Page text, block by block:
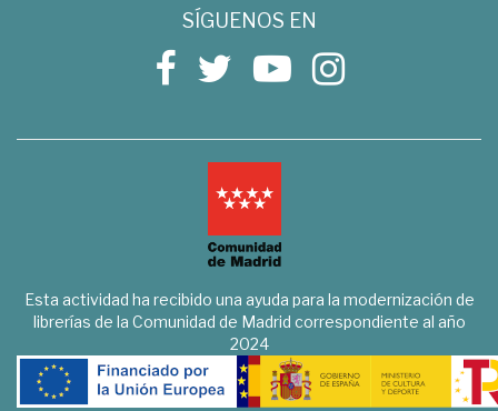
SÍGUENOS EN
Esta actividad ha recibido una ayuda para la modernización de
librerías de la Comunidad de Madrid correspondiente al año
2024